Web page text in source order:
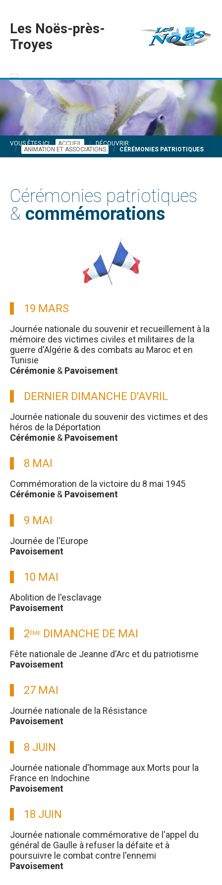
Les Noës-près-
Troyes
VOUS ÊTES ICI : ACCUEIL
DÉCOUVRIR
ANIMATION ET ASSOCIATIONS
CÉRÉMONIES PATRIOTIQUES
Cérémonies patriotiques
& commémorations
19 MARS
Journée nationale du souvenir et recueillement à la
mémoire des victimes civiles et militaires de la
guerre d'Algérie & des combats au Maroc et en
Tunisie
Cérémonie & Pavoisement
DERNIER DIMANCHE D'AVRIL
Journée nationale du souvenir des victimes et des
héros de la Déportation
Cérémonie & Pavoisement
8 MAI
Commémoration de la victoire du 8 mai 1945
Cérémonie & Pavoisement
9 MAI
Journée de l'Europe
Pavoisement
10 MAI
Abolition de l'esclavage
Pavoisement
2ÈME DIMANCHE DE MAI
Fête nationale de Jeanne d'Arc et du patriotisme
Pavoisement
27 MAI
Journée nationale de la Résistance
Pavoisement
8 JUIN
Journée nationale d'hommage aux Morts pour la
France en Indochine
Pavoisement
18 JUIN
Journée nationale commémorative de l'appel du
général de Gaulle à refuser la défaite et à
poursuivre le combat contre l'ennemi
Pavoisement